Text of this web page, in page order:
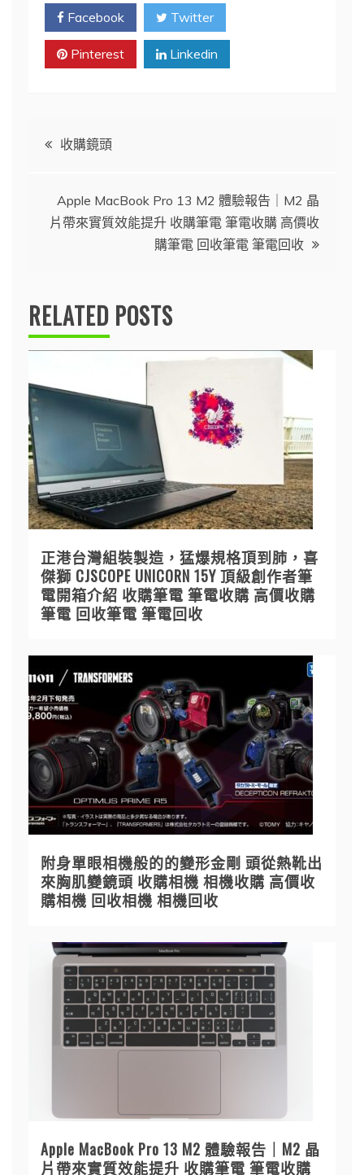
Facebook Twitter
Pinterest Linkedin
文
導
收購鏡頭
Apple MacBook Pro 13 M2 體驗報告｜M2 晶
片帶來實質效能提升 收購筆電 筆電收購 高價收
購筆電 回收筆電 筆電回收
RELATED POSTS
正港台灣組裝製造，猛爆規格頂到肺，喜
傑獅 CJSCOPE UNICORN 15Y 頂級創作者筆
電開箱介紹 收購筆電 筆電收購 高價收購
筆電 回收筆電 筆電回收
附身單眼相機般的的變形金剛 頭從熱靴出
來胸肌變鏡頭 收購相機 相機收購 高價收
購相機 回收相機 相機回收
Apple MacBook Pro 13 M2 體驗報告｜M2 晶
片帶來實質效能提升 收購筆電 筆電收購